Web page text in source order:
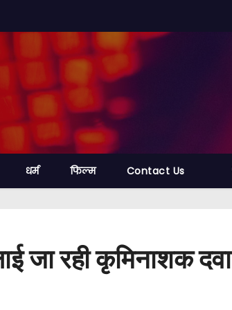
धर्म फिल्म Contact Us
जा रही कृमिनाशक दवा